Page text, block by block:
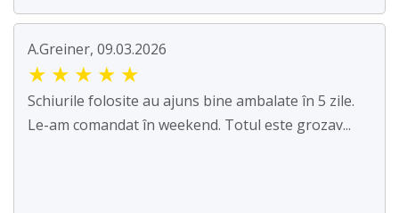
A.Greiner, 09.03.2026
★ ★ ★ ★ ★
Schiurile folosite au ajuns bine ambalate în 5 zile.
Le-am comandat în weekend. Totul este grozav...